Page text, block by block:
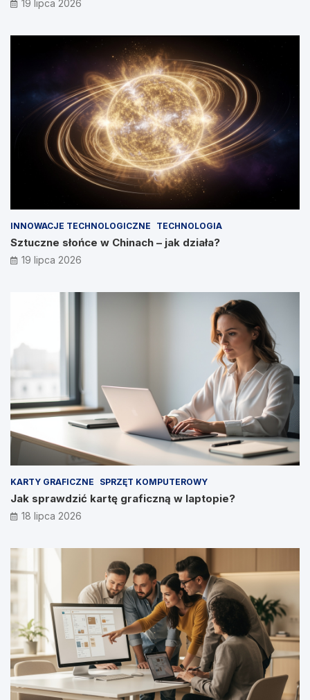
19 lipca 2026
INNOWACJE TECHNOLOGICZNE TECHNOLOGIA
Sztuczne słońce w Chinach – jak działa?
19 lipca 2026
KARTY GRAFICZNE SPRZĘT KOMPUTEROWY
Jak sprawdzić kartę graficzną w laptopie?
18 lipca 2026